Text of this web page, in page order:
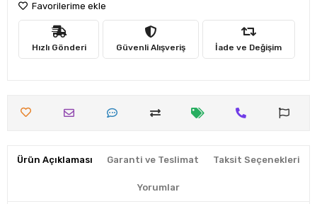
Favorilerime ekle
Hızlı Gönderi Güvenli Alışveriş İade ve Değişim
Ürün Açıklaması Garanti ve Teslimat Taksit Seçenekleri
Yorumlar